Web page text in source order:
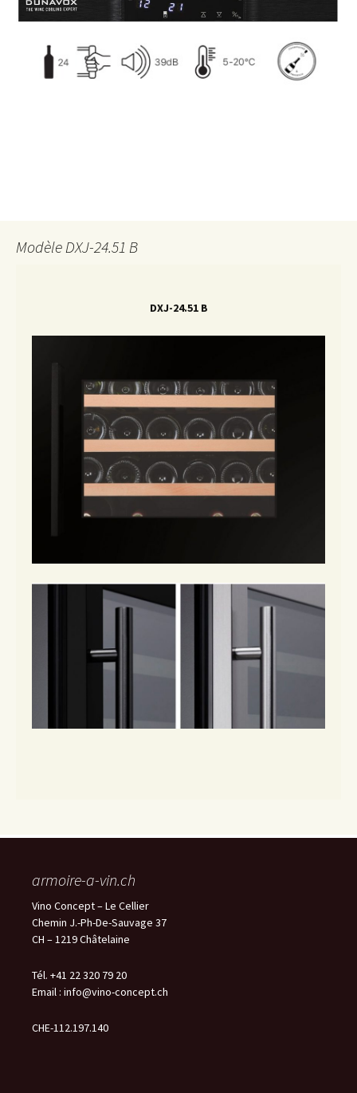
Modèle DXJ-24.51 B
DXJ-24.51 B
armoire-a-vin.ch
Vino Concept – Le Cellier
Chemin J.-Ph-De-Sauvage 37
CH – 1219 Châtelaine
Tél. +41 22 320 79 20
Email : info@vino-concept.ch
CHE-112.197.140